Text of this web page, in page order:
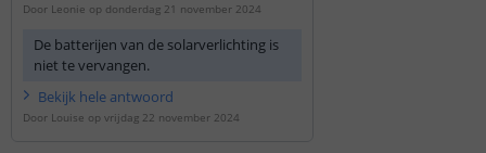
Door Leonie op donderdag 21 november 2024
De batterijen van de solarverlichting is
niet te vervangen.
Bekijk hele antwoord
Door Louise op vrijdag 22 november 2024